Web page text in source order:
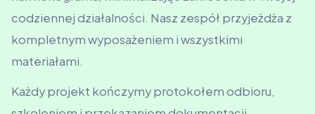
codziennej działalności. Nasz zespół przyjeżdża z
kompletnym wyposażeniem i wszystkimi
materiałami.
Każdy projekt kończymy protokołem odbioru,